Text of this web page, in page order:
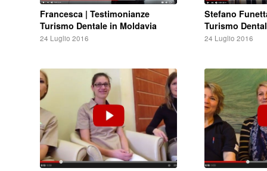
Francesca | Testimonianze
Turismo Dentale in Moldavia
24 Luglio 2016
Stefano
Turismo
24 Luglio 2016